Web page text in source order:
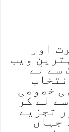
اور
ویب
سے لے
خصوصی
لے کر
تجزیے
جہاں